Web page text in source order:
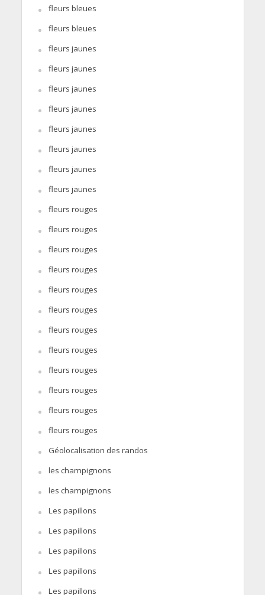
fleurs bleues
fleurs bleues
fleurs jaunes
fleurs jaunes
fleurs jaunes
fleurs jaunes
fleurs jaunes
fleurs jaunes
fleurs jaunes
fleurs jaunes
fleurs rouges
fleurs rouges
fleurs rouges
fleurs rouges
fleurs rouges
fleurs rouges
fleurs rouges
fleurs rouges
fleurs rouges
fleurs rouges
fleurs rouges
fleurs rouges
Géolocalisation des randos
les champignons
les champignons
Les papillons
Les papillons
Les papillons
Les papillons
Les papillons